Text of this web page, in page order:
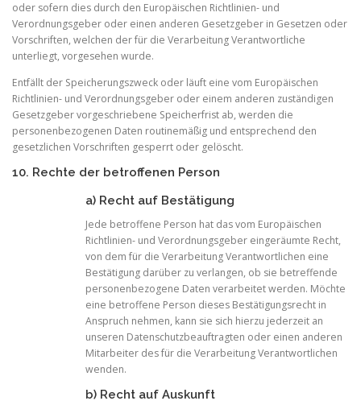
oder sofern dies durch den Europäischen Richtlinien- und
Verordnungsgeber oder einen anderen Gesetzgeber in Gesetzen oder
Vorschriften, welchen der für die Verarbeitung Verantwortliche
unterliegt, vorgesehen wurde.
Entfällt der Speicherungszweck oder läuft eine vom Europäischen
Richtlinien- und Verordnungsgeber oder einem anderen zuständigen
Gesetzgeber vorgeschriebene Speicherfrist ab, werden die
personenbezogenen Daten routinemäßig und entsprechend den
gesetzlichen Vorschriften gesperrt oder gelöscht.
10. Rechte der betroffenen Person
a) Recht auf Bestätigung
Jede betroffene Person hat das vom Europäischen
Richtlinien- und Verordnungsgeber eingeräumte Recht,
von dem für die Verarbeitung Verantwortlichen eine
Bestätigung darüber zu verlangen, ob sie betreffende
personenbezogene Daten verarbeitet werden. Möchte
eine betroffene Person dieses Bestätigungsrecht in
Anspruch nehmen, kann sie sich hierzu jederzeit an
unseren Datenschutzbeauftragten oder einen anderen
Mitarbeiter des für die Verarbeitung Verantwortlichen
wenden.
b) Recht auf Auskunft